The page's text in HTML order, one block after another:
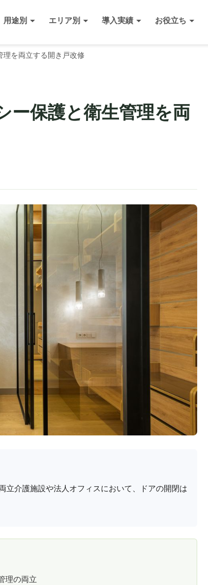
用途別 エリア別 導入実績 お役立ち
を両立する開き戸改修
ー保護と衛生管理を両
立介護施設や法人オフィスにおいて、ドアの開閉は
理の両立